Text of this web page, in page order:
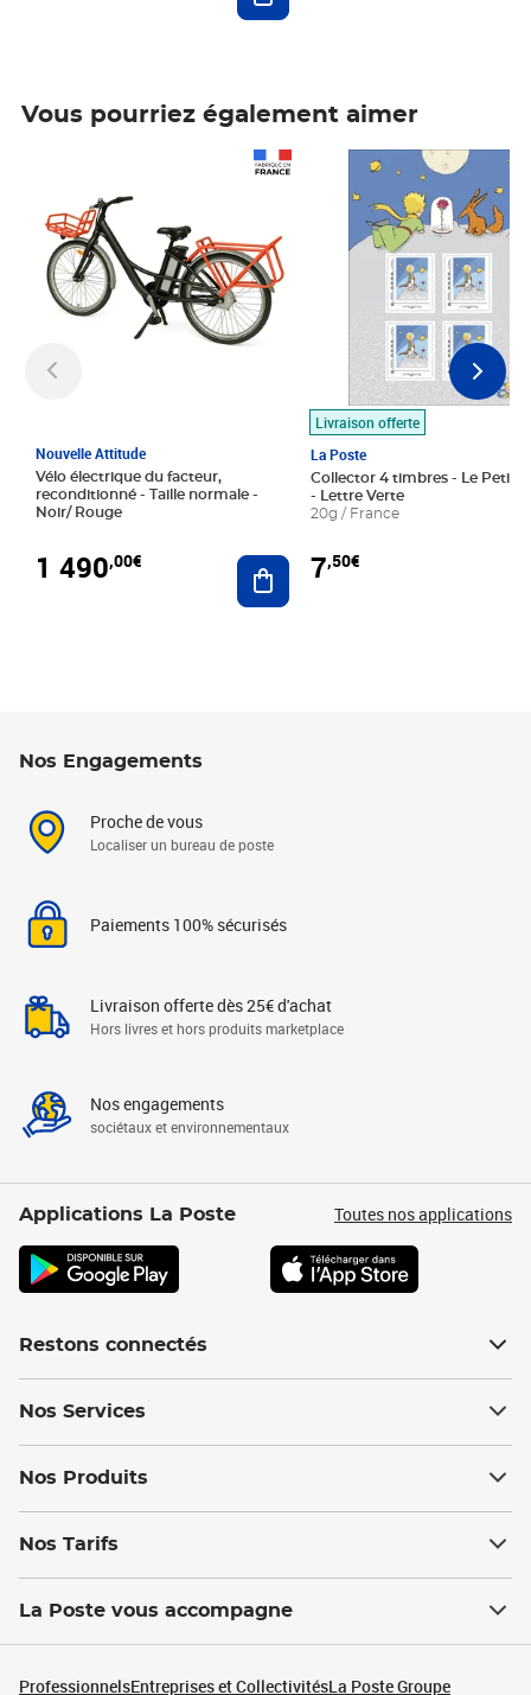
Vous pourriez également aimer
Nouvelle Attitude
Vélo électrique du facteur,
reconditionné - Taille normale -
Noir/ Rouge
1 490,00€ Ajouter au panier
Livraison offerte
La Poste
Collector 4 timbres - Le Petit
- Lettre Verte
20g / France
7,50€
Prix 7,50€
Nos Engagements
Proche de vous
Localiser un bureau de poste
Paiements 100% sécurisés
Livraison offerte dès 25€ d'achat
Hors livres et hors produits marketplace
Nos engagements
sociétaux et environnementaux
Applications La Poste Toutes nos applications
Restons connectés
Nos Services
Nos Produits
Nos Tarifs
La Poste vous accompagne
ProfessionnelsEntreprises et CollectivitésLa Poste Groupe